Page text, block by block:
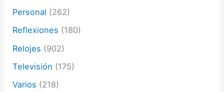
Personal (262)
Reflexiones (180)
Relojes (902)
Televisión (175)
Varios (218)